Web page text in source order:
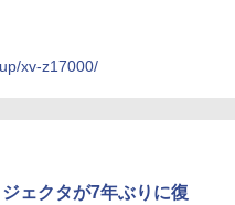
xv-z17000/
ェクタが7年ぶりに復